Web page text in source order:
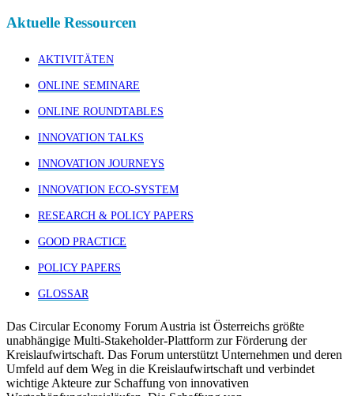
Aktuelle Ressourcen
AKTIVITÄTEN
ONLINE SEMINARE
ONLINE ROUNDTABLES
INNOVATION TALKS
INNOVATION JOURNEYS
INNOVATION ECO-SYSTEM
RESEARCH & POLICY PAPERS
GOOD PRACTICE
POLICY PAPERS
GLOSSAR
Das Circular Economy Forum Austria ist Österreichs größte
unabhängige Multi-Stakeholder-Plattform zur Förderung der
Kreislaufwirtschaft. Das Forum unterstützt Unternehmen und deren
Umfeld auf dem Weg in die Kreislaufwirtschaft und verbindet
wichtige Akteure zur Schaffung von innovativen